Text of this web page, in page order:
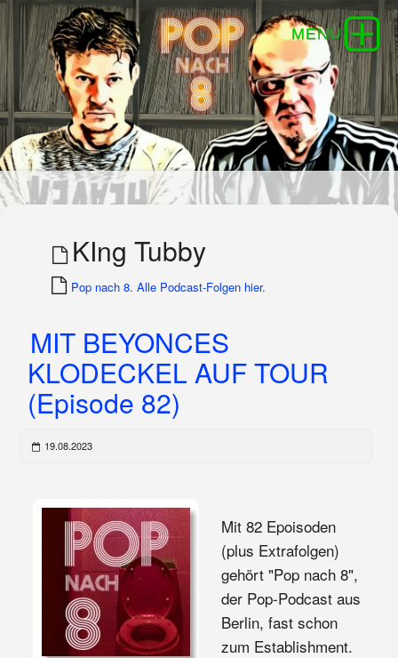
KIng Tubby
Pop nach 8. Alle Podcast-Folgen hier.
MIT BEYONCES
KLODECKEL AUF TOUR
(Episode 82)
19.08.2023
Mit 82 Epoisoden
(plus Extrafolgen)
gehört "Pop nach 8",
der Pop-Podcast aus
Berlin, fast schon
zum Establishment.